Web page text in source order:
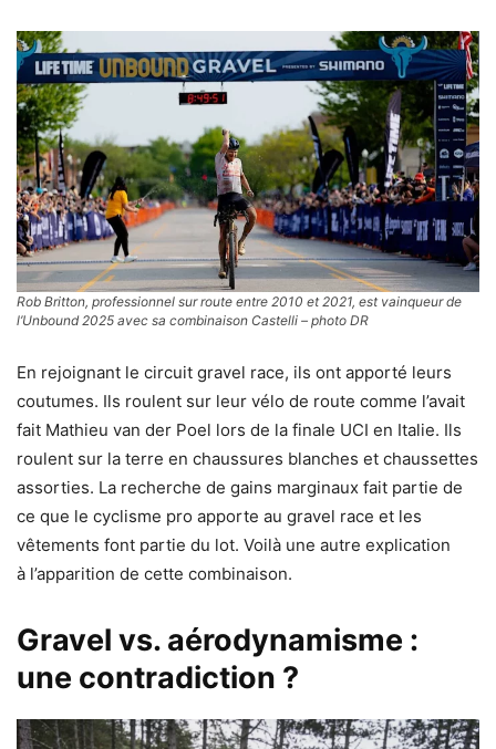
Rob Britton, professionnel sur route entre 2010 et 2021, est vainqueur de
l’Unbound 2025 avec sa combinaison Castelli – photo DR
En rejoignant le circuit gravel race, ils ont apporté leurs
coutumes. Ils roulent sur leur vélo de route comme l’avait
fait Mathieu van der Poel lors de la finale UCI en Italie. Ils
roulent sur la terre en chaussures blanches et chaussettes
assorties. La recherche de gains marginaux fait partie de
ce que le cyclisme pro apporte au gravel race et les
vêtements font partie du lot. Voilà une autre explication
à l’apparition de cette combinaison.
Gravel vs. aérodynamisme :
une contradiction ?